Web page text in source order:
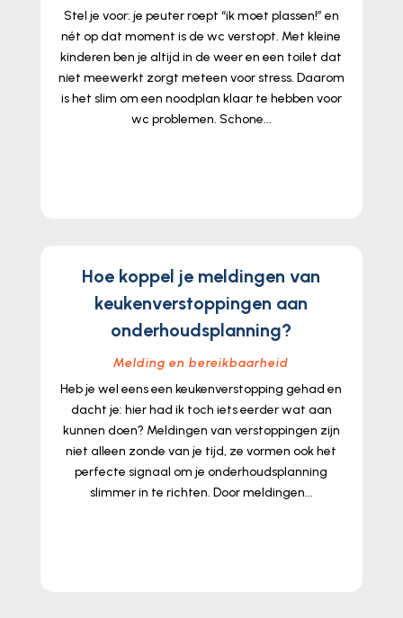
Stel je voor: je peuter roept “ik moet plassen!” en
nét op dat moment is de wc verstopt. Met kleine
kinderen ben je altijd in de weer en een toilet dat
niet meewerkt zorgt meteen voor stress. Daarom
is het slim om een noodplan klaar te hebben voor
wc problemen. Schone...
Hoe koppel je meldingen van
keukenverstoppingen aan
onderhoudsplanning?
Melding en bereikbaarheid
Heb je wel eens een keukenverstopping gehad en
dacht je: hier had ik toch iets eerder wat aan
kunnen doen? Meldingen van verstoppingen zijn
niet alleen zonde van je tijd, ze vormen ook het
perfecte signaal om je onderhoudsplanning
slimmer in te richten. Door meldingen...